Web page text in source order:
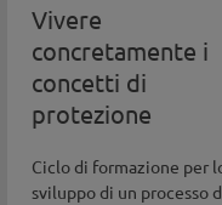
Vivere
concretamente i
concetti di
protezione
Ciclo di formazione per
sviluppo di un processo